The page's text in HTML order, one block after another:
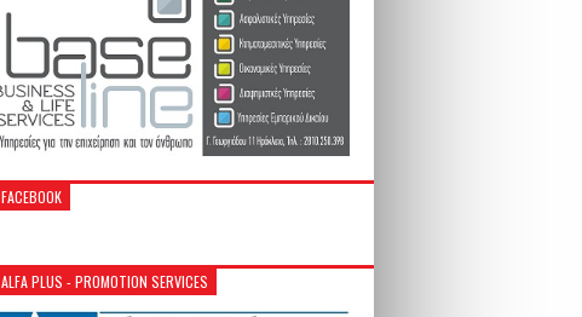
FACEBOOK
ALFA PLUS - PROMOTION SERVICES